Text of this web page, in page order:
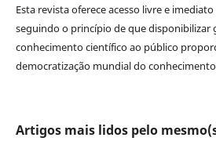
Esta revista oferece acesso livre e
seguindo o princípio de que
conhecimento científico ao público
democratização mundial do
Artigos mais lidos pelo